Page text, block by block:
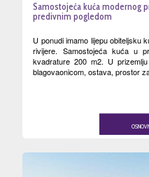
Samostojeća kuća modernog
predivnim pogledom
U ponudi imamo lijepu obiteljsku
rivijere. Samostojeća kuća u
kvadrature 200 m2. U
blagovaonicom, ostava, prostor